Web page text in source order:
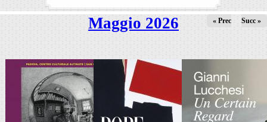
Maggio 2026 « Prec Succ »